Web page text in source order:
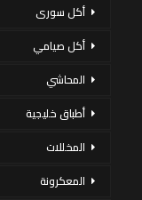
أكل سورى
أكل صيامي
المحاشي
أطباق خليجية
المخللات
المعكرونة